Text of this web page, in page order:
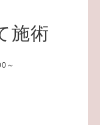
施術
～